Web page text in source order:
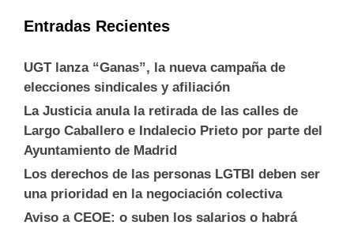
Entradas Recientes
UGT lanza “Ganas”, la nueva campaña de
elecciones sindicales y afiliación
La Justicia anula la retirada de las calles de
Largo Caballero e Indalecio Prieto por parte del
Ayuntamiento de Madrid
Los derechos de las personas LGTBI deben ser
una prioridad en la negociación colectiva
Aviso a CEOE: o suben los salarios o habrá